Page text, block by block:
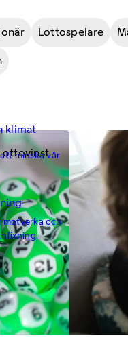
klimat
minska vår
och
Lottospelare